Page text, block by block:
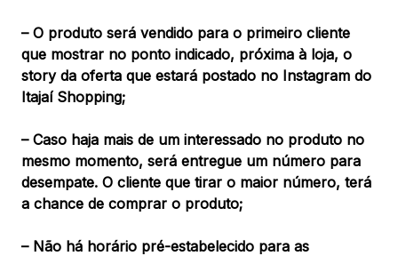
– O produto será vendido para o primeiro cliente
que mostrar no ponto indicado, próxima à loja, o
story da oferta que estará postado no Instagram do
Itajaí Shopping;
– Caso haja mais de um interessado no produto no
mesmo momento, será entregue um número para
desempate. O cliente que tirar o maior número, terá
a chance de comprar o produto;
– Não há horário pré-estabelecido para as